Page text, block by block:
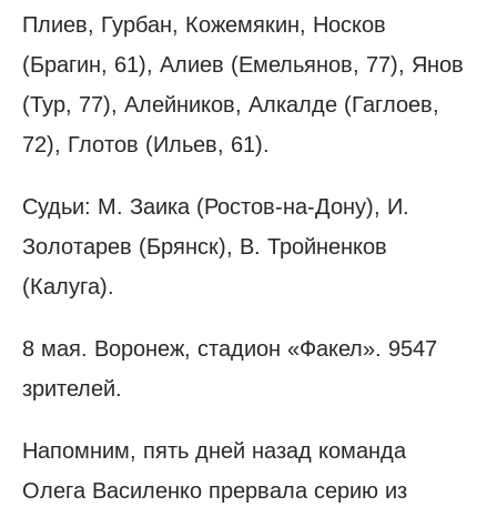
Плиев, Гурбан, Кожемякин, Носков
(Брагин, 61), Алиев (Емельянов, 77), Янов
(Тур, 77), Алейников, Алкалде (Гаглоев,
72), Глотов (Ильев, 61).
Судьи: М. Заика (Ростов-на-Дону), И.
Золотарев (Брянск), В. Тройненков
(Калуга).
8 мая. Воронеж, стадион «Факел». 9547
зрителей.
Напомним, пять дней назад команда
Олега Василенко прервала серию из